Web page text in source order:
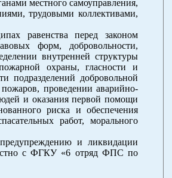
местного самоуправления,
трудовыми коллективами,
равенства перед законом
форм, добровольности,
внутренней структуры
охраны, гласности и
подразделений добровольной
проведении аварийно-
и оказания первой помощи
риска и обеспечения
работ, морального
и ликвидации
с ФГКУ «6 отряд ФПС по